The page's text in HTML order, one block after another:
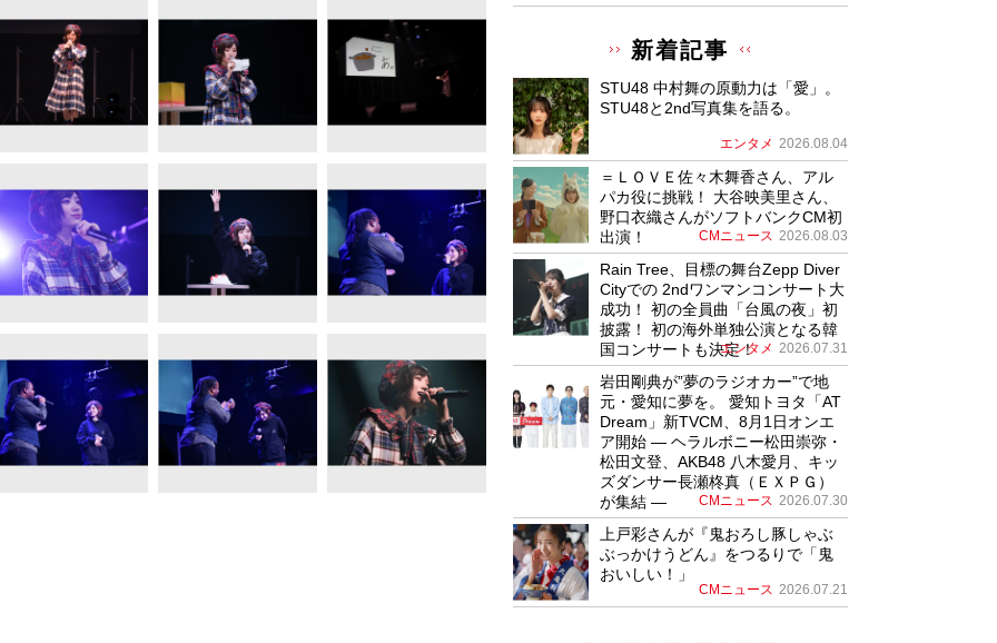
新着記事
STU48 中村舞の原動力は「愛」。
STU48と2nd写真集を語る。
エンタメ 2026.08.04
＝ＬＯＶＥ佐々木舞香さん、アル
パカ役に挑戦！ 大谷映美里さん、
野口衣織さんがソフトバンクCM初
出演！
CMニュース 2026.08.03
Rain Tree、目標の舞台Zepp Diver
Cityでの 2ndワンマンコンサート大
成功！ 初の全員曲「台風の夜」初
披露！ 初の海外単独公演となる韓
国コンサートも決定！
エンタメ 2026.07.31
岩田剛典が”夢のラジオカー”で地
元・愛知に夢を。 愛知トヨタ「AT
Dream」新TVCM、8月1日オンエ
ア開始 ― ヘラルボニー松田崇弥・
松田文登、AKB48 八木愛月、キッ
ズダンサー長瀬柊真（ＥＸＰＧ）
が集結 ―
CMニュース 2026.07.30
上戸彩さんが『鬼おろし豚しゃぶ
ぶっかけうどん』をつるりで「鬼
おいしい！」
CMニュース 2026.07.21